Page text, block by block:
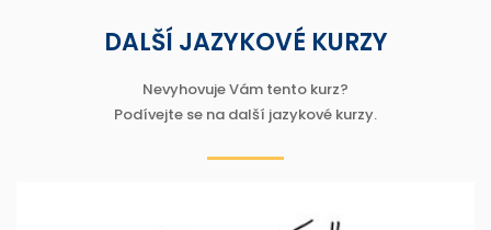
DALŠÍ JAZYKOVÉ KURZY
Nevyhovuje Vám tento kurz?
Podívejte se na další jazykové kurzy.